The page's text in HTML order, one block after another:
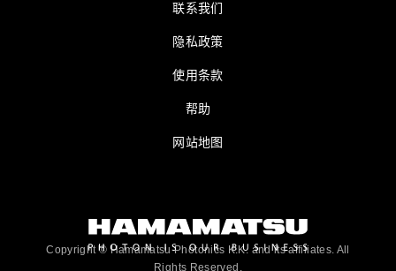
联系我们
隐私政策
使用条款
帮助
网站地图
Copyright © Hamamatsu Photonics K.K. and its affiliates. All
Rights Reserved.